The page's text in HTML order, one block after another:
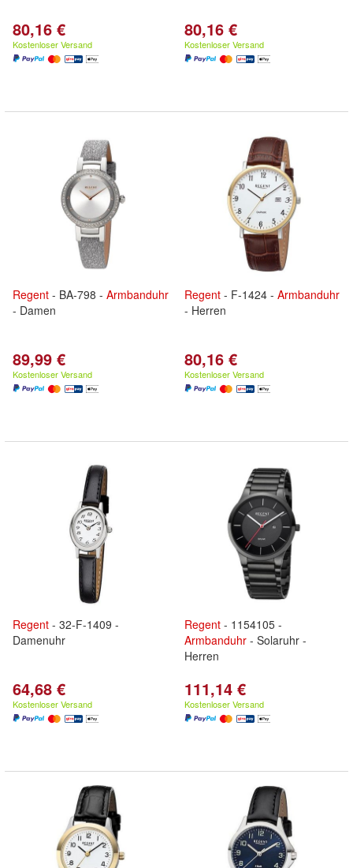
80,16 €
Kostenloser Versand
80,16 €
Kostenloser Versand
Regent - BA-798 - Armbanduhr
- Damen
89,99 €
Kostenloser Versand
Regent - F-1424 - Armbanduhr
- Herren
80,16 €
Kostenloser Versand
Regent - 32-F-1409 -
Damenuhr
64,68 €
Kostenloser Versand
Regent - 1154105 -
Armbanduhr - Solaruhr -
Herren
111,14 €
Kostenloser Versand